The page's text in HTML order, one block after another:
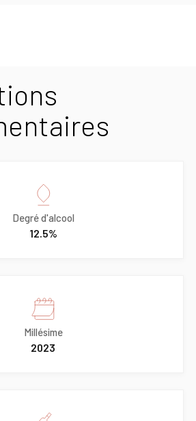
Degré d'alcool
12.5%
Millésime
2023